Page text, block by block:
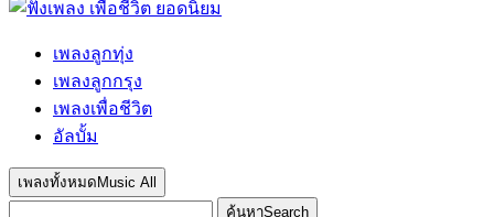
เพลงลูกทุ่ง
เพลงลูกกรุง
เพลงเพื่อชีวิต
อัลบั้ม
เพลงทั้งหมด Music All
ค้นหาSearch